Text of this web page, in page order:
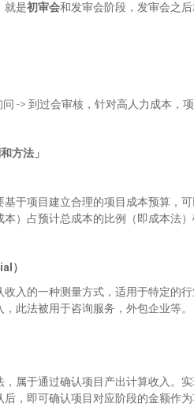
就是初审会和发审会阶段，发审会之
问 -> 到过会审核，针对高人力成本，
方法」
于项目建立合理的项目成本预算，
）占预计总成本的比例（即成本法
）
入的一种测量方式，适用于特定的
此法被用于咨询服务，外包企业等。
属于通过确认项目产出计算收入。
，即可确认项目对应阶段的金额作